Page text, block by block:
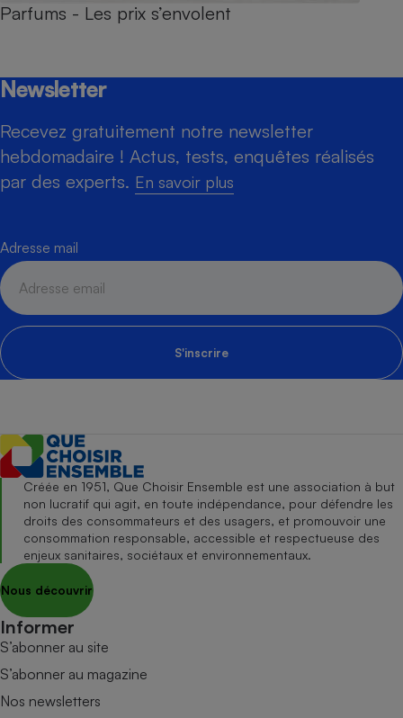
Parfums - Les prix s’envolent
Newsletter
Recevez gratuitement notre newsletter
hebdomadaire ! Actus, tests, enquêtes réalisés
par des experts. En savoir plus
Adresse mail
S'inscrire
Créée en 1951, Que Choisir Ensemble est une association à but
non lucratif qui agit, en toute indépendance, pour défendre les
droits des consommateurs et des usagers, et promouvoir une
consommation responsable, accessible et respectueuse des
enjeux sanitaires, sociétaux et environnementaux.
Nous découvrir
Informer
S’abonner au site
S’abonner au magazine
Nos newsletters